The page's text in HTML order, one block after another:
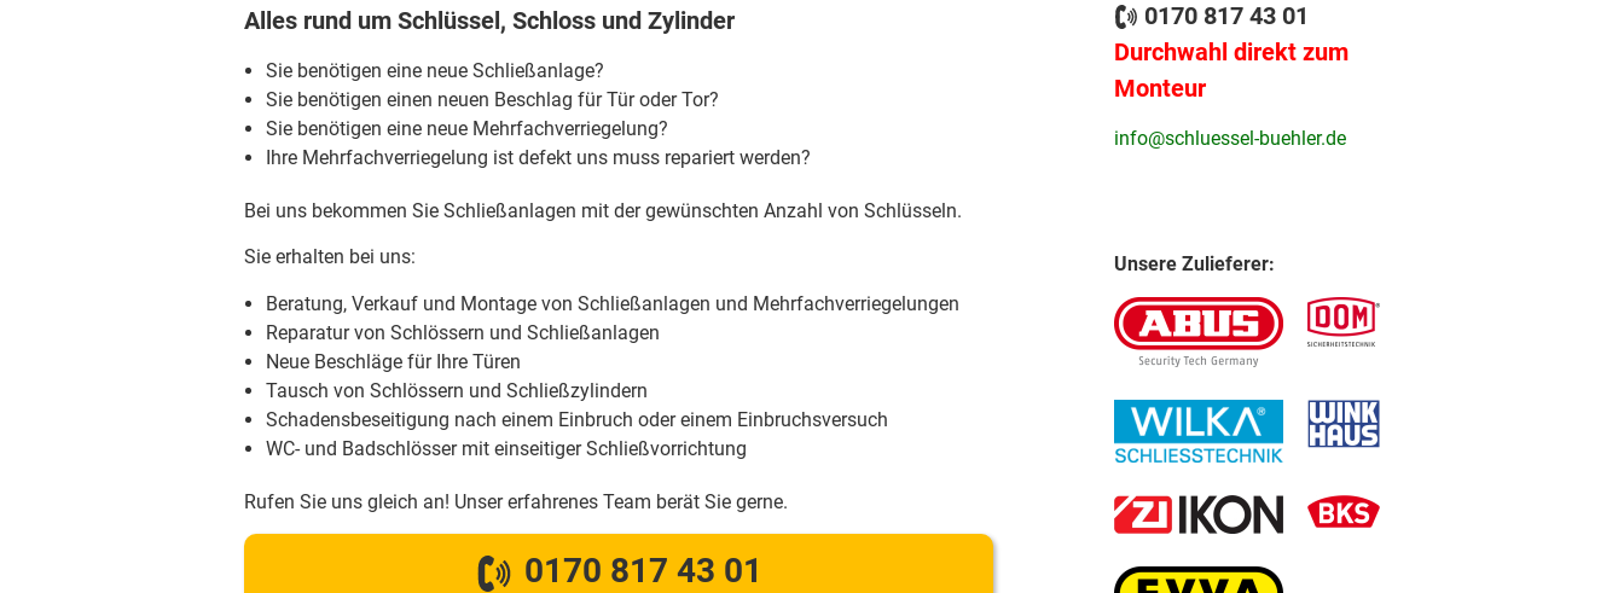
Alles rund um Schlüssel, Schloss und Zylinder
Sie benötigen eine neue Schließanlage?
Sie benötigen einen neuen Beschlag für Tür oder Tor?
Sie benötigen eine neue Mehrfachverriegelung?
Ihre Mehrfachverriegelung ist defekt uns muss repariert werden?
Bei uns bekommen Sie Schließanlagen mit der gewünschten Anzahl von Schlüsseln.
Sie erhalten bei uns:
Beratung, Verkauf und Montage von Schließanlagen und Mehrfachverriegelungen
Reparatur von Schlössern und Schließanlagen
Neue Beschläge für Ihre Türen
Tausch von Schlössern und Schließzylindern
Schadensbeseitigung nach einem Einbruch oder einem Einbruchsversuch
WC- und Badschlösser mit einseitiger Schließvorrichtung
Rufen Sie uns gleich an! Unser erfahrenes Team berät Sie gerne.
0170 817 43 01
0170 817 43 01
Durchwahl direkt zum
Monteur
info@schluessel-buehler.de
Unsere Zulieferer: